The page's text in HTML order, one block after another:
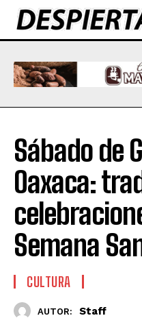
Sábado de
Oaxaca:
Semana
CULTURA
AUTOR: Staff